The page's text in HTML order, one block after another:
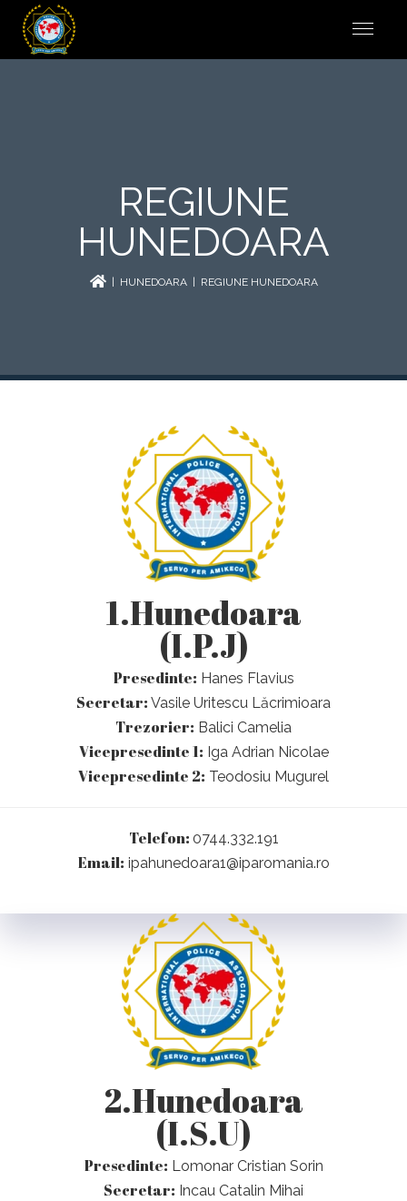
REGIUNE
HUNEDOARA
| HUNEDOARA| REGIUNE HUNEDOARA
1.Hunedoara
(I.P.J)
Presedinte: Hanes Flavius
Secretar: Vasile Uritescu Lăcrimioara
Trezorier: Balici Camelia
Vicepresedinte 1: Iga Adrian Nicolae
Vicepresedinte 2: Teodosiu Mugurel
Telefon: 0744.332.191
Email: ipahunedoara1@iparomania.ro
2.Hunedoara
(I.S.U)
Presedinte: Lomonar Cristian Sorin
Secretar: Incau Catalin Mihai